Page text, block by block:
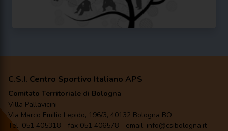
C.S.I. Centro Sportivo Italiano APS
Comitato Territoriale di Bologna
Villa Pallavicini
Via Marco Emilio Lepido, 196/3, 40132 Bologna BO
Tel. 051 405318 - fax 051 406578 - email: info@csibologna.it